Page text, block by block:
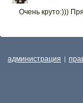
Очень круто:)))
администрация |